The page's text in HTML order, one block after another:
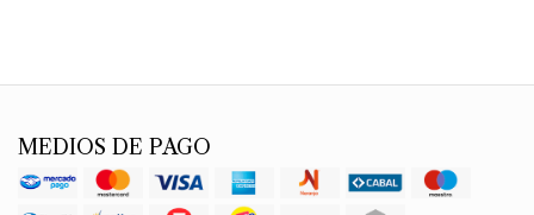
MEDIOS DE PAGO